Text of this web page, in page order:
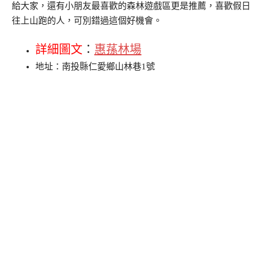
給大家，還有小朋友最喜歡的森林遊戲區更是推薦，喜歡假日
往上山跑的人，可別錯過這個好機會。
詳細圖文 ： 惠蓀林場
地址：南投縣仁愛鄉山林巷1號